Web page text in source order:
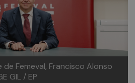
Femeval, Francisco Alonso
GIL / EP